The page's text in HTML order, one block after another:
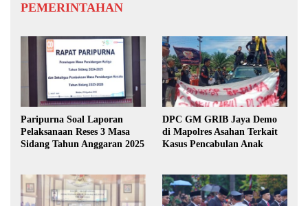
PEMERINTAHAN
Paripurna Soal Laporan
Pelaksanaan Reses 3 Masa
Sidang Tahun Anggaran 2025
DPC GM GRIB Jaya Demo
di Mapolres Asahan Terkait
Kasus Pencabulan Anak